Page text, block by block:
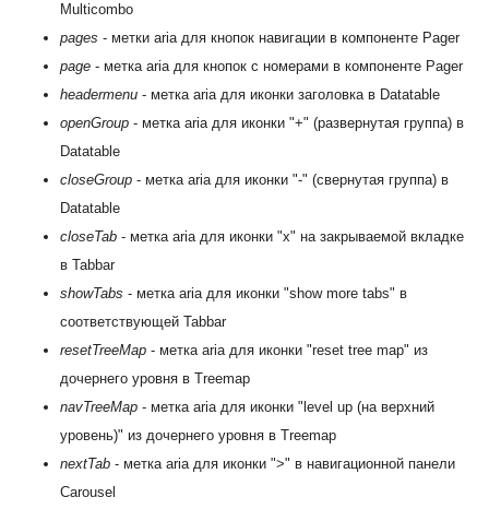
Multicombo
pages - метки aria для кнопок навигации в компоненте Pager
page - метка aria для кнопок с номерами в компоненте Pager
headermenu - метка aria для иконки заголовка в Datatable
openGroup - метка aria для иконки "+" (развернутая группа) в
Datatable
closeGroup - метка aria для иконки "-" (свернутая группа) в
Datatable
closeTab - метка aria для иконки "x" на закрываемой вкладке
в Tabbar
showTabs - метка aria для иконки "show more tabs" в
соответствующей Tabbar
resetTreeMap - метка aria для иконки "reset tree map" из
дочернего уровня в Treemap
navTreeMap - метка aria для иконки "level up (на верхний
уровень)" из дочернего уровня в Treemap
nextTab - метка aria для иконки ">" в навигационной панели
Carousel